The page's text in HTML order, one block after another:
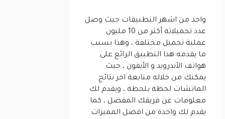
واحد من اشهر التطبيقات حيث وصل
عدد تحميلاته أكثر من 10 مليون
عملية تحميل مختلفة ، وهذا بسبب
ما يقدمه هذا التطبيق الرائع على
هواتف الأندرويد و الأيفون ، حيث
يمكنك من خلاله متابعة اخر نتائج
الماتشات لحظة بلحظة ، ويقدم لك
معلومات عن فريقك المفضل ، كما
يقدم لك واحدة من افضل المميزات